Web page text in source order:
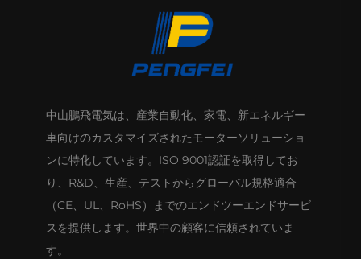
中山鵬飛電気は、産業自動化、家電、新エネルギー
車向けのカスタマイズされたモーターソリューショ
ンに特化しています。ISO 9001認証を取得してお
り、R&D、生産、テストからグローバル規格適合
（CE、UL、RoHS）までのエンドツーエンドサービ
スを提供します。世界中の顧客に信頼されていま
す。